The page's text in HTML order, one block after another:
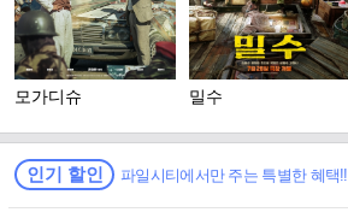
모가디슈 밀수
인기 할인 파일시티에서만 주는 특별한 혜택!!